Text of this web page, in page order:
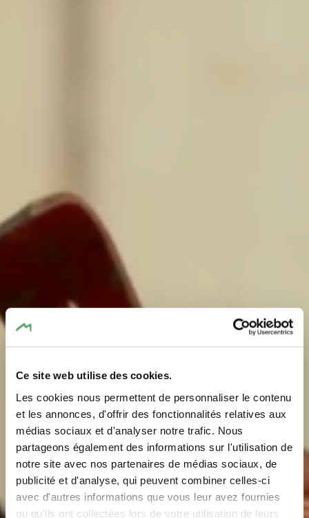
Ce site web utilise des cookies.
Les cookies nous permettent de personnaliser le contenu
et les annonces, d'offrir des fonctionnalités relatives aux
médias sociaux et d'analyser notre trafic. Nous
partageons également des informations sur l'utilisation de
notre site avec nos partenaires de médias sociaux, de
publicité et d'analyse, qui peuvent combiner celles-ci
avec d'autres informations que vous leur avez fournies
ou qu'ils ont collectées lors de votre utilisation de leurs
Hansen Claude -
Honey
Where? Lauterbour-Halte, L-6562 Echternach